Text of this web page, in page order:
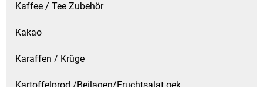
Kaffee / Tee Zubehör
Kakao
Karaffen / Krüge